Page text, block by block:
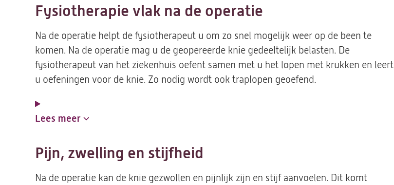
Fysiotherapie vlak na de operatie
Na de operatie helpt de fysiotherapeut u om zo snel mogelijk weer op de been te
komen. Na de operatie mag u de geopereerde knie gedeeltelijk belasten. De
fysiotherapeut van het ziekenhuis oefent samen met u het lopen met krukken en leert
u oefeningen voor de knie. Zo nodig wordt ook traplopen geoefend.
Lees meer
Pijn, zwelling en stijfheid
Na de operatie kan de knie gezwollen en pijnlijk zijn en stijf aanvoelen. Dit komt